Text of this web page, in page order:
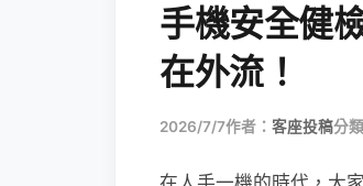
手機安全健
在外流！
2026/7/7作者： 客座投稿分